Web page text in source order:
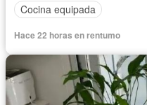
Cocina equipada
Hace 22 horas en rentumo